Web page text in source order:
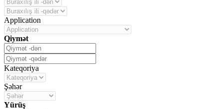
Application
Qiymət
Kateqoriya
Şəhər
Yürüş